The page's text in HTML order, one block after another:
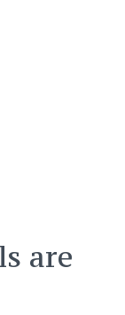
are